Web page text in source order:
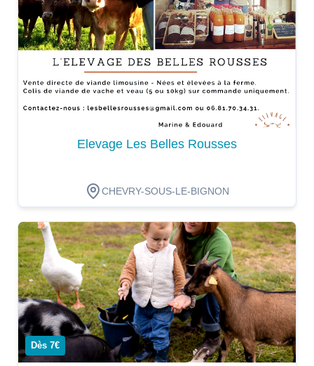
Dégustation
Elevage Les Belles Rousses
CHEVRY-SOUS-LE-BIGNON
Dégustation
Dès 7€